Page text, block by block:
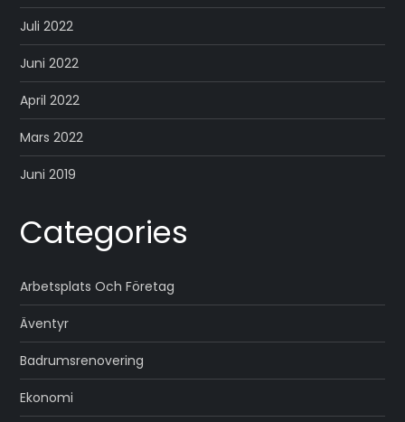
Juli 2022
Juni 2022
April 2022
Mars 2022
Juni 2019
Categories
Arbetsplats Och Företag
Äventyr
Badrumsrenovering
Ekonomi